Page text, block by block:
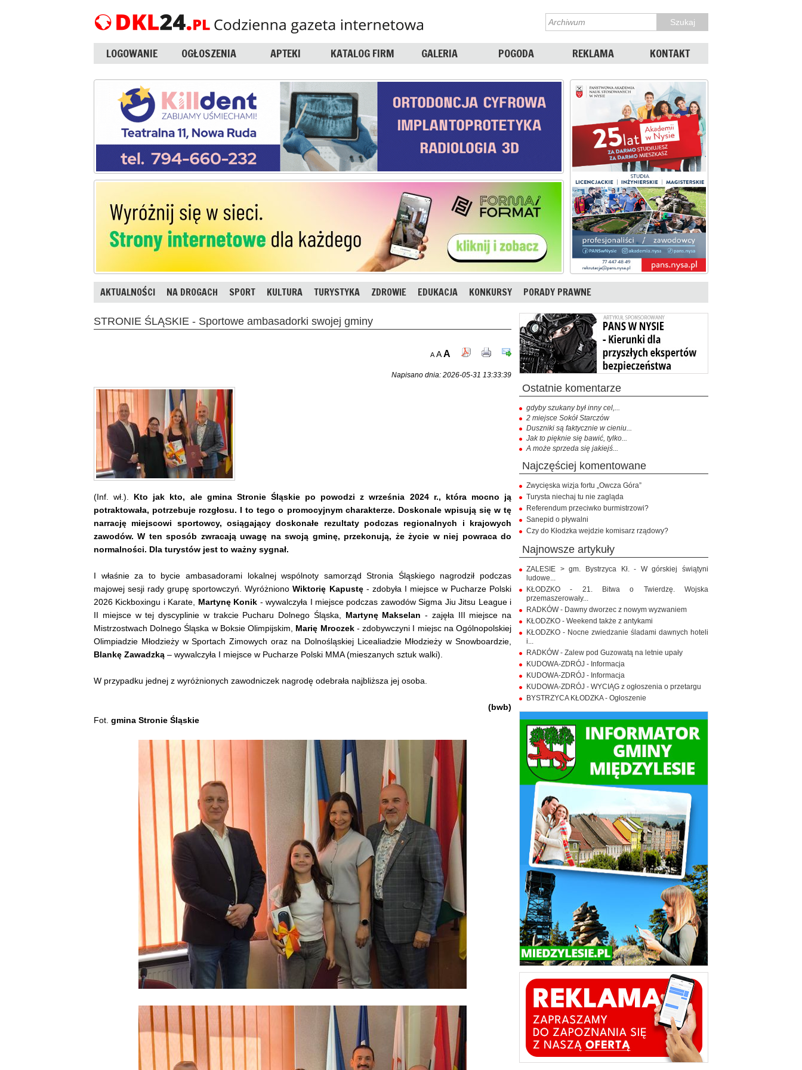
LOGOWANIE OGŁOSZENIA APTEKI KATALOG FIRM GALERIA POGODA REKLAMA KONTAKT
AKTUALNOŚCI NA DROGACH SPORT KULTURA TURYSTYKA ZDROWIE EDUKACJA KONKURSY PORADY PRAWNE
STRONIE ŚLĄSKIE - Sportowe ambasadorki swojej gminy
A AA
Napisano dnia: 2026-05-31 13:33:39
(Inf. wł.). Kto jak kto, ale gmina Stronie Śląskie po powodzi z września 2024 r., która mocno ją
potraktowała, potrzebuje rozgłosu. I to tego o promocyjnym charakterze. Doskonale wpisują się w tę
narrację miejscowi sportowcy, osiągający doskonałe rezultaty podczas regionalnych i krajowych
zawodów. W ten sposób zwracają uwagę na swoją gminę, przekonują, że życie w niej powraca do
normalności. Dla turystów jest to ważny sygnał.
I właśnie za to bycie ambasadorami lokalnej wspólnoty samorząd Stronia Śląskiego nagrodził podczas
majowej sesji rady grupę sportowczyń. WyróżnionoWiktorię Kapustę- zdobyła I miejsce w Pucharze Polski
2026 Kickboxingu i Karate, Martynę Konik - wywalczyła I miejsce podczas zawodów Sigma Jiu Jitsu League i
II miejsce w tej dyscyplinie w trakcie Pucharu Dolnego Śląska, Martynę Makselan - zajęła III miejsce na
Mistrzostwach Dolnego Śląska w Boksie Olimpijskim, Marię Mroczek- zdobywczyni I miejsc na Ogólnopolskiej
Olimpiadzie Młodzieży w Sportach Zimowych oraz na Dolnośląskiej Licealiadzie Młodzieży w Snowboardzie,
Blankę Zawadzką – wywalczyła I miejsce w Pucharze Polski MMA (mieszanych sztuk walki).
W przypadku jednej z wyróżnionych zawodniczek nagrodę odebrała najbliższa jej osoba.
(bwb)
Fot. gmina Stronie Śląskie
ostatnie komentarze
gdyby szukany był inny cel,...
2 miejsce Sokół Starczów
Duszniki są faktycznie w cieniu...
Jak to pięknie się bawić, tylko...
A może sprzeda się jakiejś...
najczęściej komentowane
Zwycięska wizja fortu „Owcza Góra”
Turysta niechaj tu nie zagląda
Referendum przeciwko burmistrzowi?
Sanepid o pływalni
Czy do Kłodzka wejdzie komisarz rządowy?
najnowsze artykuły
ZALESIE > gm. Bystrzyca Kł. - W górskiej świątyni
ludowe...
KŁODZKO - 21. Bitwa o Twierdzę. Wojska
przemaszerowały...
RADKÓW - Dawny dworzec z nowym wyzwaniem
KŁODZKO - Weekend także z antykami
KŁODZKO - Nocne zwiedzanie śladami dawnych hoteli
i...
RADKÓW - Zalew pod Guzowatą na letnie upały
KUDOWA-ZDRÓJ - Informacja
KUDOWA-ZDRÓJ - Informacja
KUDOWA-ZDRÓJ - WYCIĄG z ogłoszenia o przetargu
BYSTRZYCA KŁODZKA - Ogłoszenie